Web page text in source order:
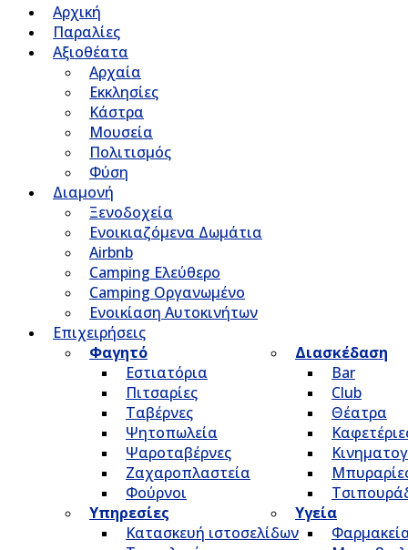
Αρχική
Παραλίες
Αξιοθέατα
Αρχαία
Εκκλησίες
Κάστρα
Μουσεία
Πολιτισμός
Φύση
Διαμονή
Ξενοδοχεία
Ενοικιαζόμενα Δωμάτια
Airbnb
Camping Ελεύθερο
Camping Οργανωμένο
Ενοικίαση Αυτοκινήτων
Επιχειρήσεις
Φαγητό
Εστιατόρια
Πιτσαρίες
Ταβέρνες
Ψητοπωλεία
Ψαροταβέρνες
Ζαχαροπλαστεία
Φούρνοι
Διασκέδαση
Bar
Club
Θέατρα
Υπηρεσίες
Κατασκευή ιστοσελίδων
Υγεία